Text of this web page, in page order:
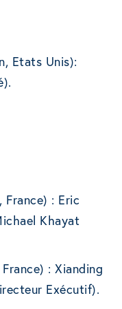
Etats Unis):
: Eric
Khayat
: Xianding
Exécutif).